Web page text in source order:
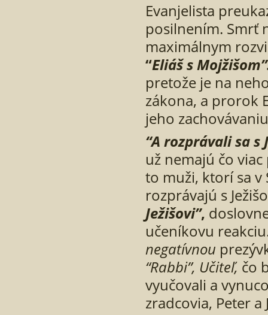
Evanjelista
posilnením. Smrť
maximálnym
“Eliáš s
pretože je na
zákona, a prorok
jeho
“A rozprávali sa s
už nemajú čo
to muži, ktorí sa v
rozprávajú s
Ježišovi”,
učeníkovu
negatívnou
“Rabbi”, Učiteľ, čo
vyučovali a
zradcovia, Peter a